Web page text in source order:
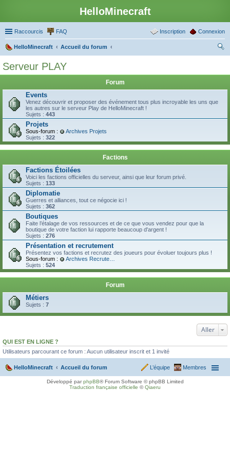
HelloMinecraft
Raccourcis FAQ Connexion
Inscription
HelloMinecraft
Accueil du forum
Serveur PLAY
Forum
Events
Venez découvrir et proposer des événement tous plus incroyable les uns que
les autres sur le serveur Play de HelloMinecraft !
Sujets : 443
Projets
Sous-forum :
Archives Projets
Sujets : 322
Factions
Factions Étoilées
Voici les factions officielles du serveur, ainsi que leur forum privé.
Sujets : 133
Diplomatie
Guerres et alliances, tout ce négocie ici !
Sujets : 362
Boutiques
Faite l’étalage de vos ressources et de ce que vous vendez pour que la
boutique de votre faction lui rapporte beaucoup d'argent !
Sujets : 276
Présentation et recrutement
Présentez vos factions et recrutez des joueurs pour évoluer toujours plus !
Sous-forum :
Sujets : 524
Forum
Métiers
Sujets : 7
Aller
QUI EST EN LIGNE ?
Utilisateurs parcourant ce forum : Aucun utilisateur inscrit et 1 invité
HelloMinecraft Accueil du forum Membres
L’équipe
Développé parphpBB® Forum Software © phpBB Limited
Traduction française officielle ©Qiaeru